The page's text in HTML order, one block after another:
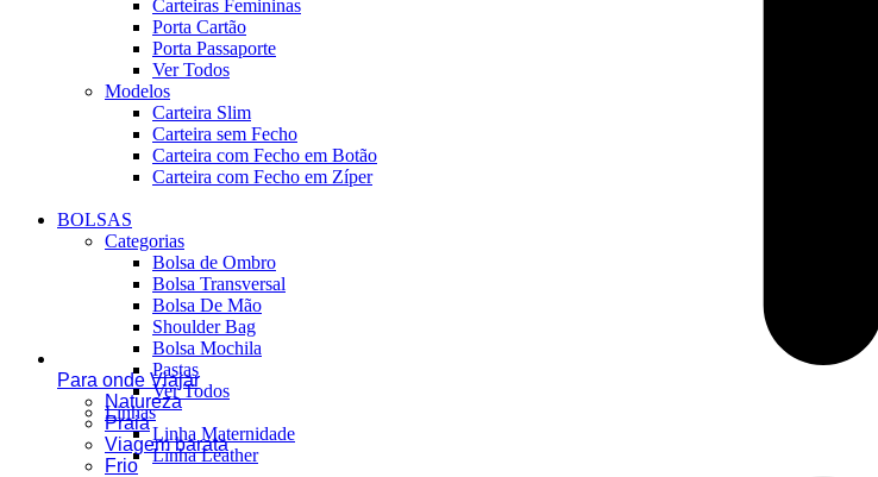
Carteiras Femininas
Porta Cartão
Porta Passaporte
Ver Todos
Modelos
Carteira Slim
Carteira sem Fecho
Carteira com Fecho em Botão
Carteira com Fecho em Zíper
BOLSAS
Categorias
Bolsa de Ombro
Bolsa Transversal
Bolsa De Mão
Shoulder Bag
Bolsa Mochila
Pastas
Ver Todos
Linhas
Linha Maternidade
Linha Leather
Para onde Viajar
Natureza
Praia
Viagem barata
Frio